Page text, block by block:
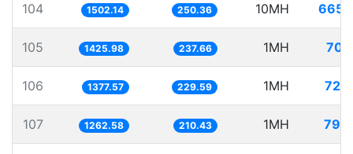
104 1502.14 250.36 10MH
105 1425.98 237.66 1MH
106 1377.57 229.59 1MH
107 1262.58 210.43 1MH